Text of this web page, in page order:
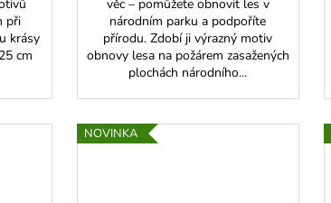
při
krásy
cm
věc – pomůžete obnovit les v
národním parku a podpoříte
přírodu. Zdobí ji výrazný motiv
obnovy lesa na požárem zasažených
plochách národního...
NOVINKA